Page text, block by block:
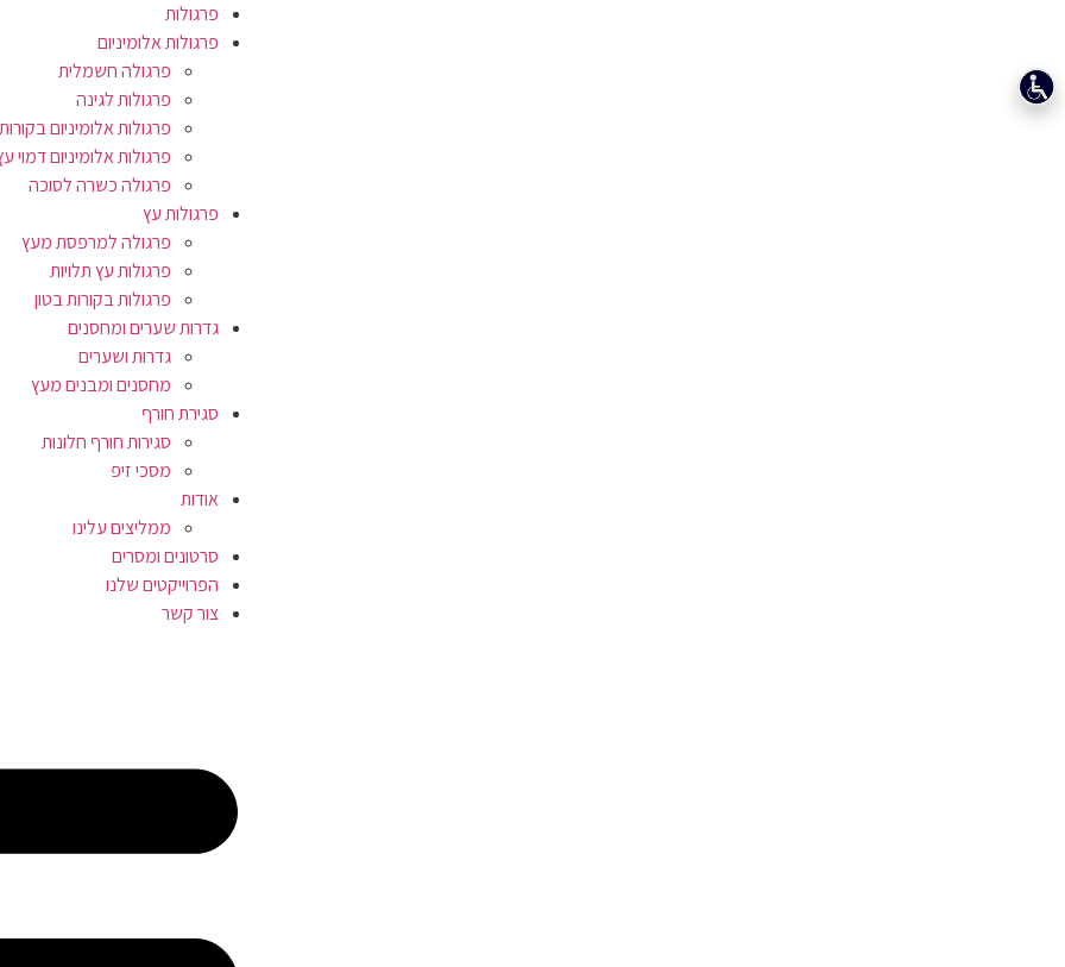
פרגולות
פרגולות אלומיניום
פרגולה חשמלית
פרגולות לגינה
פרגולות אלומיניום
פרגולות אלומיניום דמוי
פרגולה כשרה לסוכה
פרגולות עץ
פרגולה למרפסת מעץ
פרגולות עץ תלויות
פרגולות בקורות בטון
גדרות שערים ומחסנים
גדרות ושערים
מחסנים ומבנים מעץ
סגירת חורף
סגירות חורף חלונות
מסכי זיפ
אודות
ממליצים עלינו
סרטונים ומסרים
הפרוייקטים שלנו
צור קשר